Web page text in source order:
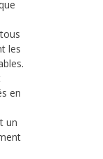
les
en
un